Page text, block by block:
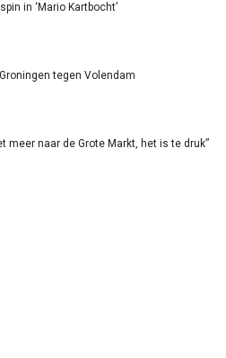
in ‘Mario Kartbocht’
tegen Volendam
meer naar de Grote Markt, het is te druk”